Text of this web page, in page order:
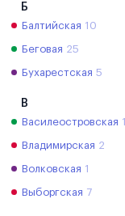
Б
Балтийская 10
Беговая 25
Бухарестская 5
В
Василеостровская
Владимирская 2
Волковская 1
Выборгская 7